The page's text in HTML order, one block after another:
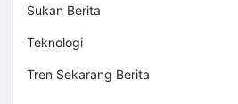
Sukan Berita
Teknologi
Tren Sekarang Berita